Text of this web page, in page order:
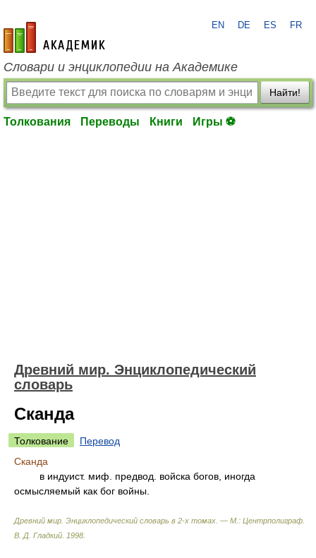
academic.ru
EN DE ES FR
Словари и энциклопедии на Академике
Найти!
Толкования Переводы Книги Игры ⚽
Древний мир. Энциклопедический
словарь
Сканда
Толкование
Перевод
Сканда
в индуист. миф. предвод. войска богов, иногда
осмысляемый как бог войны.
Древний мир. Энциклопедический словарь в 2-х томах. — М.: Центрполиграф
В. Д. Гладкий 1998